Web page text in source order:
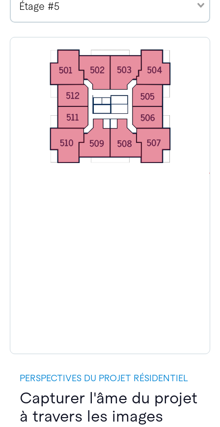
Étage #5
PERSPECTIVES DU PROJET RÉSIDENTIEL
Capturer l'âme du projet
à travers les images